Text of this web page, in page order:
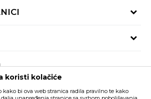
programa
PROMIJENI
koristi kolačiće
kako bi ova web stranica radila pravilno te kako